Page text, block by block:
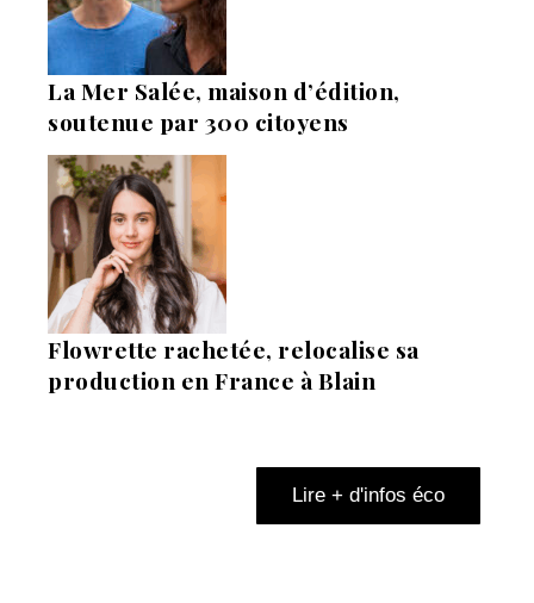
La Mer Salée, maison d’édition,
soutenue par 300 citoyens
Flowrette rachetée, relocalise sa
production en France à Blain
Lire + d'infos éco